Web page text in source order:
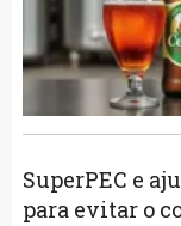
SuperPEC e
para evitar o